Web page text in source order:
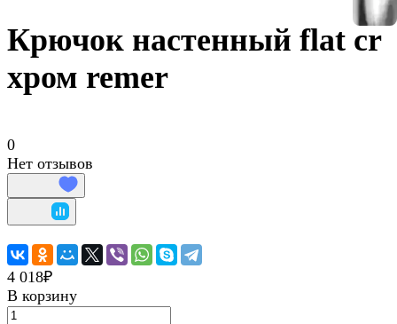
Крючок настенный flat cr
хром remer
0
Нет отзывов
4 018₽
В корзину